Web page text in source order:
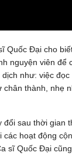
Quốc Đại cho
nguyện viên để
như: việc
thành, nhẹ
sau thời gian
hoạt động
sĩ Quốc Đại